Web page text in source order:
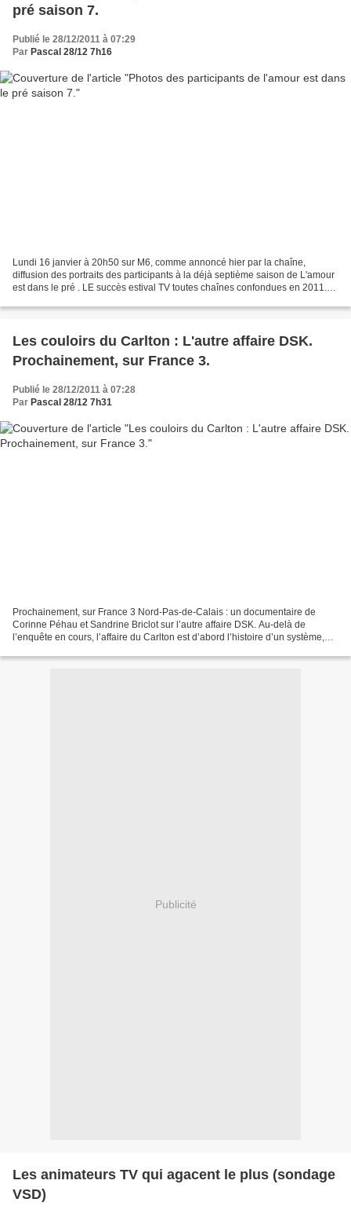
pré saison 7.
Publié le 28/12/2011 à 07:29
Par Pascal 28/12 7h16
Lundi 16 janvier à 20h50 sur M6, comme annoncé hier par la chaîne,
diffusion des portraits des participants à la déjà septième saison de L'amour
est dans le pré . LE succès estival TV toutes chaînes confondues en 2011.
Les couloirs du Carlton : L'autre affaire DSK.
Prochainement, sur France 3.
Publié le 28/12/2011 à 07:28
Par Pascal 28/12 7h31
Prochainement, sur France 3 Nord-Pas-de-Calais : un documentaire de
Corinne Péhau et Sandrine Briclot sur l’autre affaire DSK. Au-delà de
l’enquête en cours, l’affaire du Carlton est d’abord l’histoire d’un système,
Publicité
Les animateurs TV qui agacent le plus (sondage
VSD)